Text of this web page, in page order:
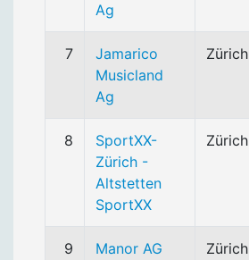
Ag
7
Jamarico
Musicland
Ag
Zürich
8
SportXX-
Zürich -
Altstetten
SportXX
Zürich
9
Manor AG
Zürich